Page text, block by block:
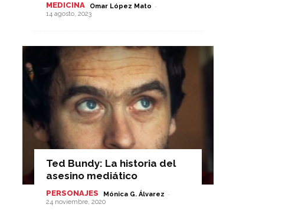
MEDICINA Omar López Mato -
14 agosto, 2023
Ted Bundy: La historia del
asesino mediático
PERSONAJES Mónica G. Álvarez -
24 noviembre, 2020